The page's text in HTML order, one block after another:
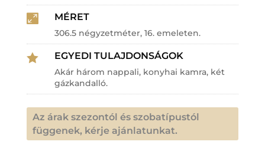
 MÉRET
306.5 négyzetméter, 16. emeleten.
 EGYEDI TULAJDONSÁGOK
Akár három nappali, konyhai kamra, két
gázkandalló.
Az árak szezontól és szobatípustól
függenek, kérje ajánlatunkat.